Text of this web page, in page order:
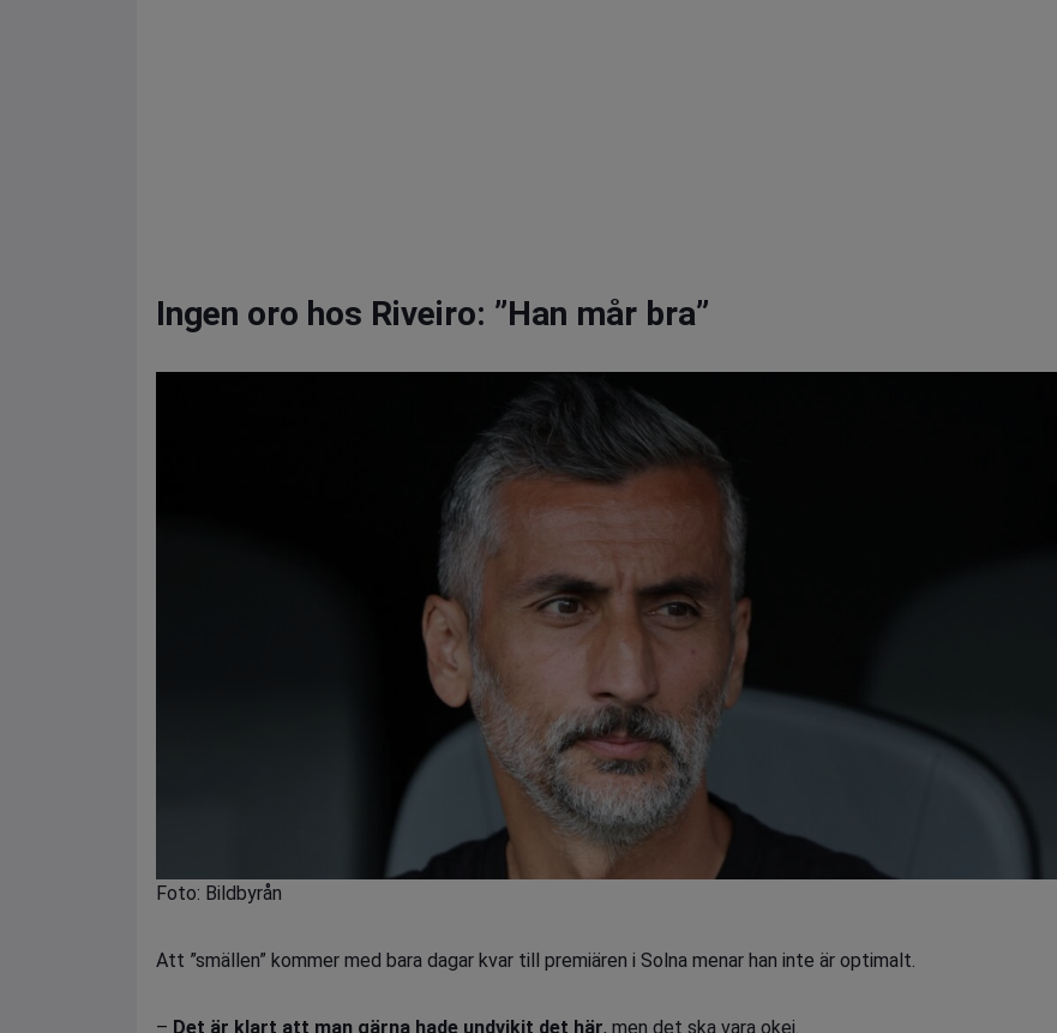
Ingen oro hos Riveiro: ”Han mår bra”
Foto: Bildbyrån
Att ”smällen” kommer med bara dagar kvar till premiären i Solna menar han inte är optimalt.
– Det är klart att man gärna hade undvikit det här, men det ska vara okej.